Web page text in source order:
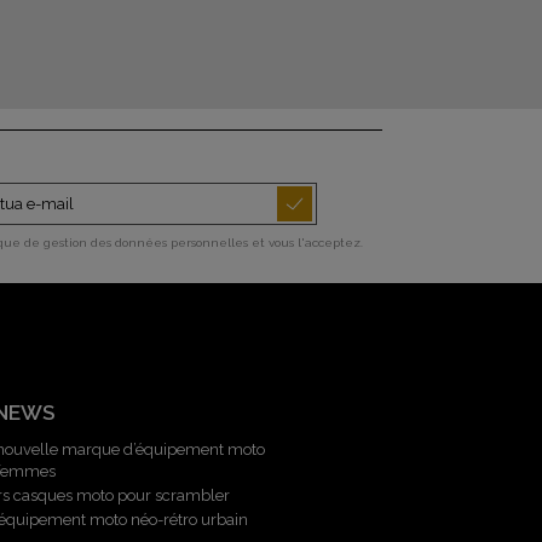
de gestion des données personnelles et vous l'acceptez.
marque d’équipement moto
casques moto pour scrambler
moto néo-rétro urbain